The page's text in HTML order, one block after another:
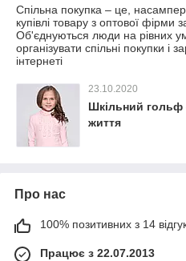
Спільна покупка – це,
купівлі товару з оптової фірми
Об'єднуються люди на рівних
організувати спільні покупки і
інтернеті
23.10.2020
Шкільний гольф
життя
Про нас
100% позитивних з 14
Працює з 22.07.2013